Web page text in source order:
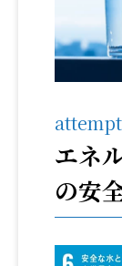
エネ
の安